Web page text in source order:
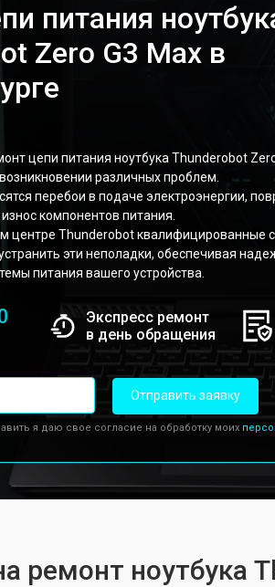
питания
Zero G3 Max в
цепи питания ноутбука Thunderobot
различных проблем.
перебои в подаче электроэнергии,
компонентов питания.
центре Thunderobot квалифицированные
эти неполадки, обеспечивая
питания вашего устройства.
Экспресс ремонт
в день обращения
Отправить заявку
я даю свое согласие на обработку моих
ремонт ноутбука